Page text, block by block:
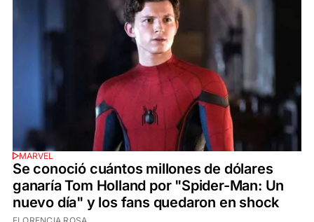
MARVEL
Se conoció cuántos millones de dólares
ganaría Tom Holland por "Spider-Man: Un
nuevo día" y los fans quedaron en shock